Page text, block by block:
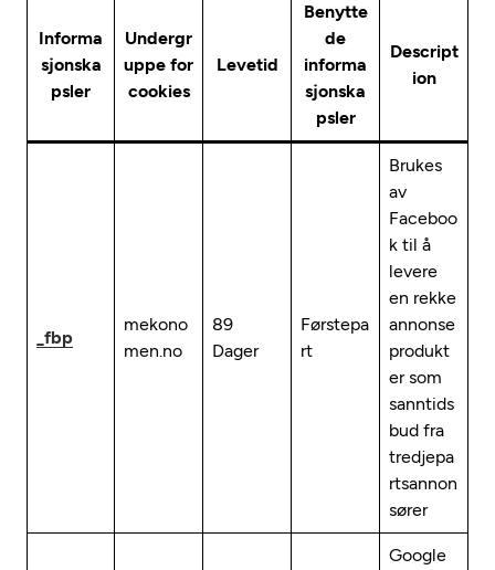
Informa
sjonska
psler
Undergr
uppe for
cookies
Levetid
Benytte
de
informa
sjonska
psler
Descript
ion
_fbp
mekono
men.no
89
Dager
Førstepa
rt
Brukes
av
Faceboo
k til å
levere
en rekke
annonse
produkt
er som
sanntids
bud fra
tredjepa
rtsannon
sører
Google